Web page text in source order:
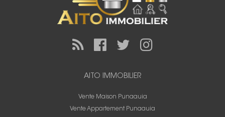
AITO IMMOBILIER
Vente Maison Punaauia
Vente Appartement Punaauia